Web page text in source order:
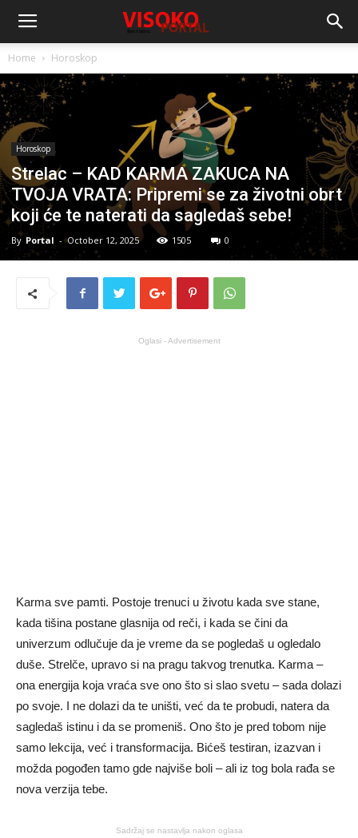
Home Horoskop
Horoskop
Strelac – KAD KARMA ZAKUCA NA
TVOJA VRATA: Pripremi se za životni obrt
koji će te naterati da sagledaš sebe!
By Portal - October 12, 2025 1505 0
Oglasi - Advertisement
Karma sve pamti. Postoje trenuci u životu kada sve stane,
kada tišina postane glasnija od reči, i kada se čini da
univerzum odlučuje da je vreme da se pogledaš u ogledalo
duše. Strelče, upravo si na pragu takvog trenutka. Karma –
ona energija koja vraća sve ono što si slao svetu – sada dolazi
po svoje. I ne dolazi da te uništi, već da te probudi, natera da
sagledaš istinu i da se promeniš. Ono što je pred tobom nije
samo lekcija, već i transformacija. Bićeš testiran, izazvan i
možda pogođen tamo gde najviše boli – ali iz tog bola rađa se
nova verzija tebe.
Sadržaj se nastavlja nakon oglasa